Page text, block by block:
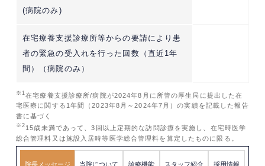
(病院のみ)
在宅療養支援診療所等からの要請により患
者の緊急の受入れを行った回数（直近1年
間）（病院のみ）
※1 在宅療養支援診療所/病院が2024年8月に所管の厚生局に提出した在
宅医療に関する1年間（2023年8月～2024年7月）の実績を記載した報告
書に基づく
※2 15歳未満であって、3回以上定期的な訪問診療を実施し、在宅時医学
総合管理料又は施設入居時等医学総合管理料を算定したものに限る。
院長メッセージ 当院について 診療機能 スタッフ紹介 採用情報